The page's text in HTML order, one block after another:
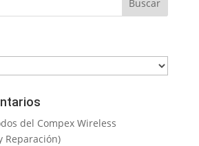
del Compex Wireless
Reparación)